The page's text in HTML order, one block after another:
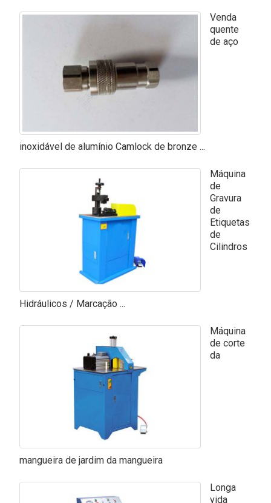
Venda
quente
de aço
inoxidável de alumínio Camlock de bronze ...
Máquina
de
Gravura
de
Etiquetas
de
Cilindros
Hidráulicos / Marcação ...
Máquina
de corte
da
mangueira de jardim da mangueira
Longa
vida